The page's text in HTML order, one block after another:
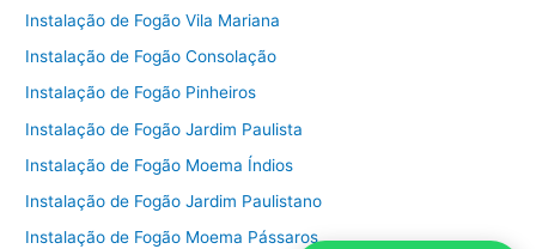
Instalação de Fogão Vila Mariana
Instalação de Fogão Consolação
Instalação de Fogão Pinheiros
Instalação de Fogão Jardim Paulista
Instalação de Fogão Moema Índios
Instalação de Fogão Jardim Paulistano
Instalação de Fogão Moema Pássaros